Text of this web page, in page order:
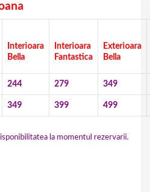
Interioara
Bella
Interioara
Fantastica
Exterioara
Bella
244 279 349
349 399 499
la momentul rezervarii.